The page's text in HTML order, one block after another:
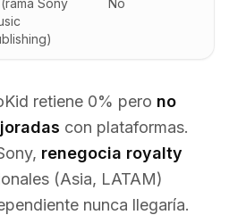
Sony
No
retiene 0% pero no
con plataformas.
renegocia royalty
(Asia, LATAM)
nunca llegaría.